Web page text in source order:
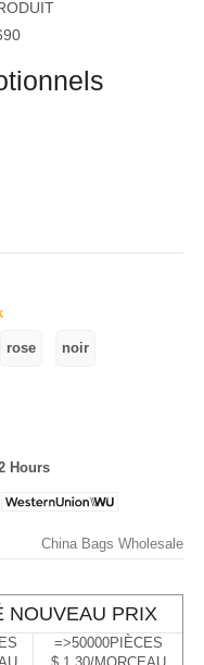
Hours
China Bags Wholesale
NOUVEAU PRIX
=>50000PIÈCES